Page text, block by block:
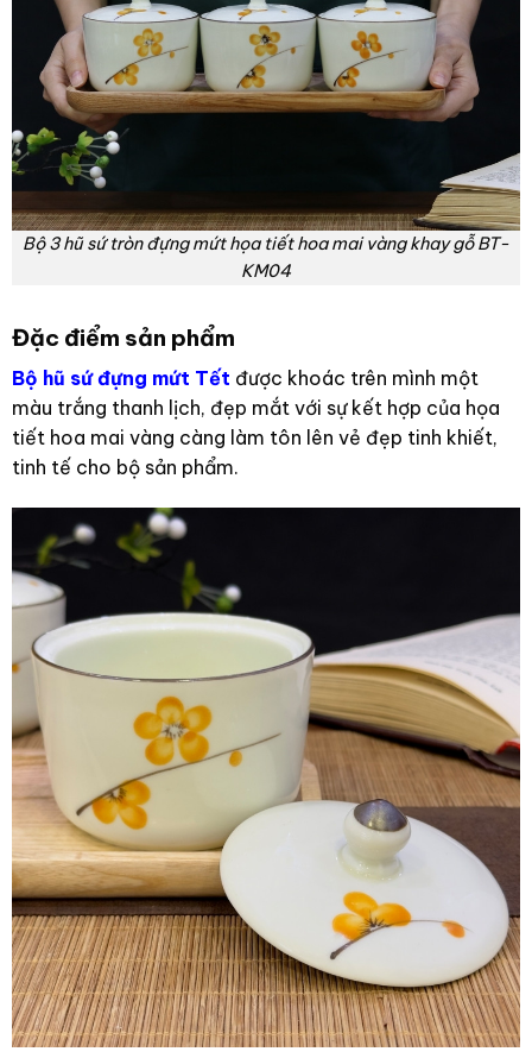
Bộ 3 hũ sứ tròn đựng mứt họa tiết hoa mai vàng khay gỗ BT-
KM04
Đặc điểm sản phẩm
Bộ hũ sứ đựng mứt Tết được khoác trên mình một
màu trắng thanh lịch, đẹp mắt với sự kết hợp của họa
tiết hoa mai vàng càng làm tôn lên vẻ đẹp tinh khiết,
tinh tế cho bộ sản phẩm.